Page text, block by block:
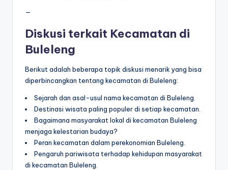
—
Diskusi terkait Kecamatan di
Buleleng
Berikut adalah beberapa topik diskusi menarik yang bisa
diperbincangkan tentang kecamatan di Buleleng:
Sejarah dan asal-usul nama kecamatan di Buleleng.
Destinasi wisata paling populer di setiap kecamatan.
Bagaimana masyarakat lokal di kecamatan Buleleng
menjaga kelestarian budaya?
Peran kecamatan dalam perekonomian Buleleng.
Pengaruh pariwisata terhadap kehidupan masyarakat
di kecamatan Buleleng.